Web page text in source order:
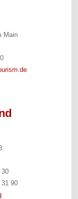
Main
30
90